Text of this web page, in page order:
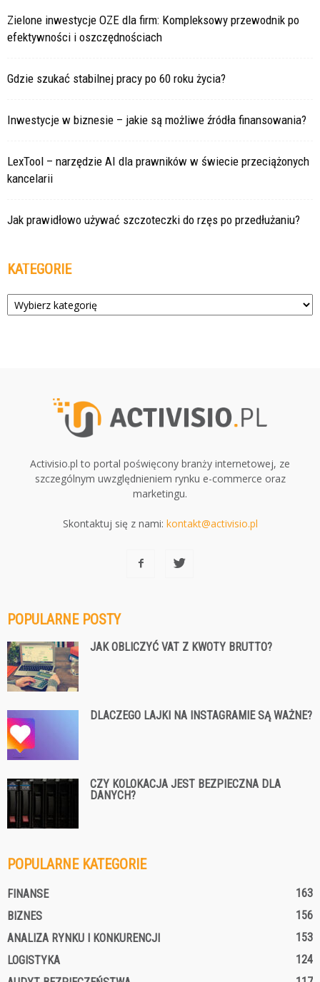
Zielone inwestycje OZE dla firm: Kompleksowy przewodnik po
efektywności i oszczędnościach
Gdzie szukać stabilnej pracy po 60 roku życia?
Inwestycje w biznesie – jakie są możliwe źródła finansowania?
LexTool – narzędzie AI dla prawników w świecie przeciążonych
kancelarii
Jak prawidłowo używać szczoteczki do rzęs po przedłużaniu?
KATEGORIE
Kategorie
Activisio.pl to portal poświęcony branży internetowej, ze
szczególnym uwzględnieniem rynku e-commerce oraz
marketingu.
Skontaktuj się z nami: kontakt@activisio.pl
POPULARNE POSTY
JAK OBLICZYĆ VAT Z KWOTY BRUTTO?
DLACZEGO LAJKI NA INSTAGRAMIE SĄ WAŻNE?
CZY KOLOKACJA JEST BEZPIECZNA DLA
DANYCH?
POPULARNE KATEGORIE
FINANSE
163
BIZNES
156
ANALIZA RYNKU I KONKURENCJI
153
LOGISTYKA
124